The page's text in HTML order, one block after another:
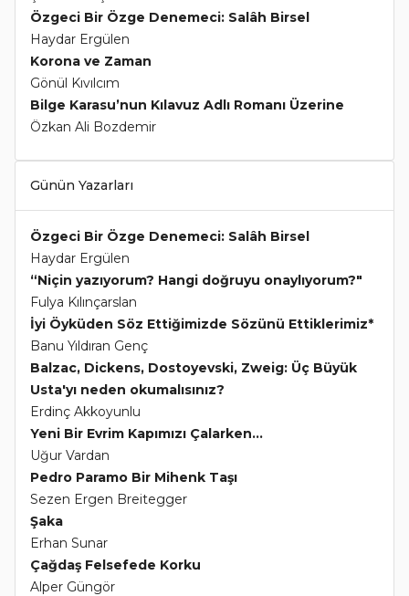
Özgeci Bir Özge Denemeci: Salâh Birsel
Haydar Ergülen
Korona ve Zaman
Gönül Kıvılcım
Bilge Karasu’nun Kılavuz Adlı Romanı Üzerine
Özkan Ali Bozdemir
Günün Yazarları
Özgeci Bir Özge Denemeci: Salâh Birsel
Haydar Ergülen
“Niçin yazıyorum? Hangi doğruyu onaylıyorum?"
Fulya Kılınçarslan
İyi Öyküden Söz Ettiğimizde Sözünü Ettiklerimiz*
Banu Yıldıran Genç
Balzac, Dickens, Dostoyevski, Zweig: Üç Büyük
Usta'yı neden okumalısınız?
Erdinç Akkoyunlu
Yeni Bir Evrim Kapımızı Çalarken...
Uğur Vardan
Pedro Paramo Bir Mihenk Taşı
Sezen Ergen Breitegger
Şaka
Erhan Sunar
Çağdaş Felsefede Korku
Alper Güngör